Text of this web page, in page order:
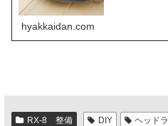
hyakkaidan.com
RX-8 整備 DIY ヘッド